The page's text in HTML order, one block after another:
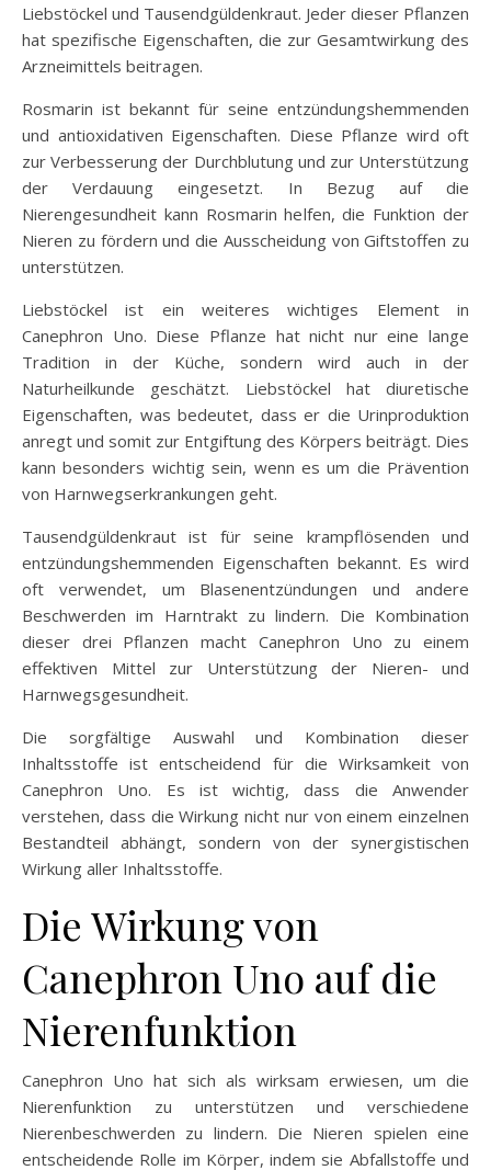
Liebstöckel und Tausendgüldenkraut. Jeder dieser Pflanzen
hat spezifische Eigenschaften, die zur Gesamtwirkung des
Arzneimittels beitragen.
Rosmarin ist bekannt für seine entzündungshemmenden
und antioxidativen Eigenschaften. Diese Pflanze wird oft
zur Verbesserung der Durchblutung und zur Unterstützung
der Verdauung eingesetzt. In Bezug auf die
Nierengesundheit kann Rosmarin helfen, die Funktion der
Nieren zu fördern und die Ausscheidung von Giftstoffen zu
unterstützen.
Liebstöckel ist ein weiteres wichtiges Element in
Canephron Uno. Diese Pflanze hat nicht nur eine lange
Tradition in der Küche, sondern wird auch in der
Naturheilkunde geschätzt. Liebstöckel hat diuretische
Eigenschaften, was bedeutet, dass er die Urinproduktion
anregt und somit zur Entgiftung des Körpers beiträgt. Dies
kann besonders wichtig sein, wenn es um die Prävention
von Harnwegserkrankungen geht.
Tausendgüldenkraut ist für seine krampflösenden und
entzündungshemmenden Eigenschaften bekannt. Es wird
oft verwendet, um Blasenentzündungen und andere
Beschwerden im Harntrakt zu lindern. Die Kombination
dieser drei Pflanzen macht Canephron Uno zu einem
effektiven Mittel zur Unterstützung der Nieren- und
Harnwegsgesundheit.
Die sorgfältige Auswahl und Kombination dieser
Inhaltsstoffe ist entscheidend für die Wirksamkeit von
Canephron Uno. Es ist wichtig, dass die Anwender
verstehen, dass die Wirkung nicht nur von einem einzelnen
Bestandteil abhängt, sondern von der synergistischen
Wirkung aller Inhaltsstoffe.
Die Wirkung von
Canephron Uno auf die
Nierenfunktion
Canephron Uno hat sich als wirksam erwiesen, um die
Nierenfunktion zu unterstützen und verschiedene
Nierenbeschwerden zu lindern. Die Nieren spielen eine
entscheidende Rolle im Körper, indem sie Abfallstoffe und